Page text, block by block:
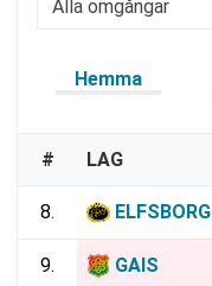
Hemma
# LAG
8. ELFSBORG
9. GAIS